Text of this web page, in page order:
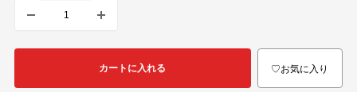
カートに入れる ♡お気に入り